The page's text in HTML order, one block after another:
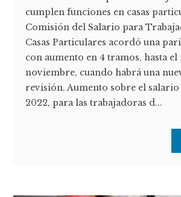
cumplen funciones en casas
Comisión del Salario para
Casas Particulares acordó una
con aumento en 4 tramos, hasta el
noviembre, cuando habrá una
revisión. Aumento sobre el
2022, para las trabajadoras d...